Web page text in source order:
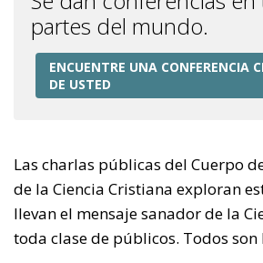
partes del mundo.
ENCUENTRE UNA CONFERENCIA
DE USTED
Las charlas públicas del Cuerpo
de la Ciencia Cristiana exploran
llevan el mensaje sanador de la
toda clase de públicos. Todos son